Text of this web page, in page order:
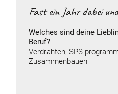
Fast ein Jahr dabei
Welches sind deine
Beruf?
Verdrahten, SPS
Zusammenbauen